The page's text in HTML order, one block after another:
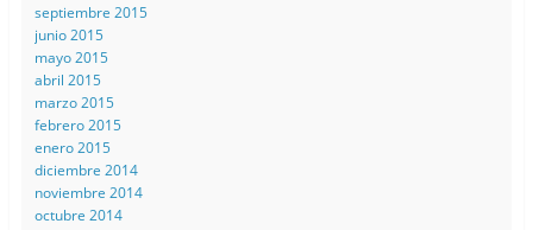
septiembre 2015
junio 2015
mayo 2015
abril 2015
marzo 2015
febrero 2015
enero 2015
diciembre 2014
noviembre 2014
octubre 2014